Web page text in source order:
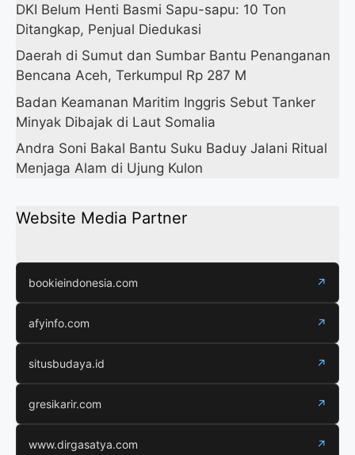
DKI Belum Henti Basmi Sapu-sapu: 10 Ton
Ditangkap, Penjual Diedukasi
Daerah di Sumut dan Sumbar Bantu Penanganan
Bencana Aceh, Terkumpul Rp 287 M
Badan Keamanan Maritim Inggris Sebut Tanker
Minyak Dibajak di Laut Somalia
Andra Soni Bakal Bantu Suku Baduy Jalani Ritual
Menjaga Alam di Ujung Kulon
Website Media Partner
bookieindonesia.com ↗
afyinfo.com ↗
situsbudaya.id ↗
gresikarir.com ↗
www.dirgasatya.com ↗